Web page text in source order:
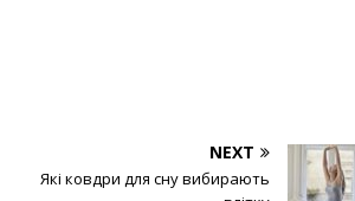
NEXT
Які ковдри для сну вибирають